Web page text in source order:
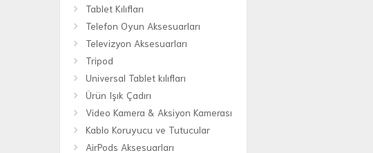
Tablet Kılıfları
Telefon Oyun Aksesuarları
Televizyon Aksesuarları
Tripod
Universal Tablet kılıfları
Ürün Işık Çadırı
Video Kamera & Aksiyon Kamerası
Kablo Koruyucu ve Tutucular
AirPods Aksesuarları